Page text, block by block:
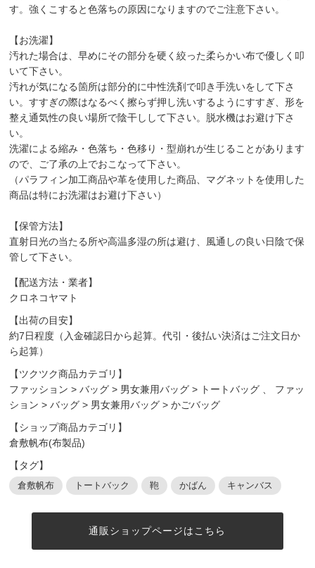
す。強くこすると色落ちの原因になりますのでご注意下さい。
【お洗濯】
汚れた場合は、早めにその部分を硬く絞った柔らかい布で優しく叩
いて下さい。
汚れが気になる箇所は部分的に中性洗剤で叩き手洗いをして下さ
い。すすぎの際はなるべく擦らず押し洗いするようにすすぎ、形を
整え通気性の良い場所で陰干しして下さい。脱水機はお避け下さ
い。
洗濯による縮み・色落ち・色移り・型崩れが生じることがあります
ので、ご了承の上でおこなって下さい。
（パラフィン加工商品や革を使用した商品、マグネットを使用した
商品は特にお洗濯はお避け下さい）
【保管方法】
直射日光の当たる所や高温多湿の所は避け、風通しの良い日陰で保
管して下さい。
【配送方法・業者】
クロネコヤマト
【出荷の目安】
約7日程度（入金確認日から起算。代引・後払い決済はご注文日か
ら起算）
【ツクツク商品カテゴリ】
ファッション >バッグ > 男女兼用バッグ > トートバッグ
ファッ
ション >バッグ > 男女兼用バッグ >かごバッグ
【ショップ商品カテゴリ】
倉敷帆布(布製品)
【タグ】
倉敷帆布 トートバック 鞄 かばん キャンバス
通販ショップページはこちら